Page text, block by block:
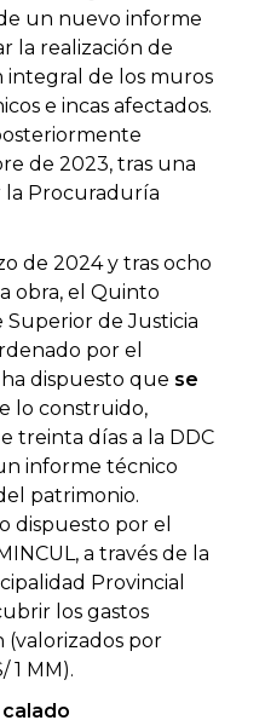
un nuevo informe
la realización de
integral de los muros
e incas afectados.
de 2023, tras una
la Procuraduría
de 2024 y tras ocho
obra, el Quinto
Superior de Justicia
por el
dispuesto que se
lo construido,
treinta días a la DDC
informe técnico
patrimonio.
dispuesto por el
a través de la
Provincial
los gastos
(valorizados por
1 MM).